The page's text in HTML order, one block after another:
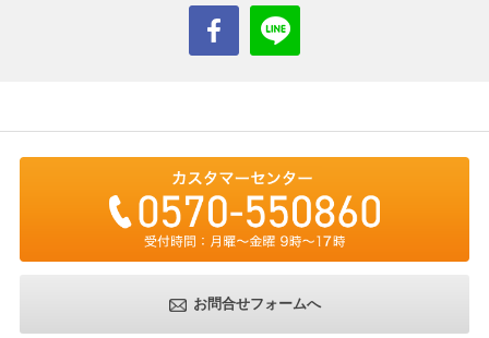
お問合せフォームへ